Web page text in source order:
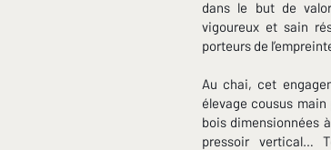
dans le but de
vigoureux et sain
porteurs de
Au chai, cet
élevage cousus
bois dimensionnées
pressoir vertical…